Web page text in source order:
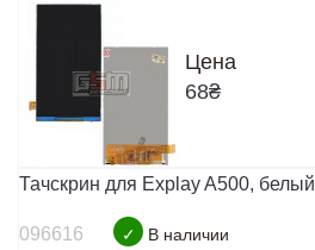
Цена
68₴
Тачскрин для Explay A500, белый
096616 ✓ В наличии